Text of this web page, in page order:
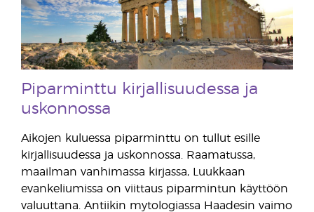
Piparminttu kirjallisuudessa ja
uskonnossa
Aikojen kuluessa piparminttu on tullut esille
kirjallisuudessa ja uskonnossa. Raamatussa,
maailman vanhimassa kirjassa, Luukkaan
evankeliumissa on viittaus piparmintun käyttöön
valuuttana. Antiikin mytologiassa Haadesin vaimo